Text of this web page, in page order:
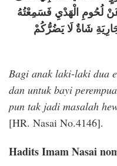
عَنْ لُحُومِ الْهَدْيِ فَسَمِعْتُهُ
شَاةٌ لَا يَضُرُّكُمْ
Bagi anak laki-laki dua
dan untuk bayi
pun tak jadi masalah
[HR. Nasai No.4146].
Hadits Imam Nasai